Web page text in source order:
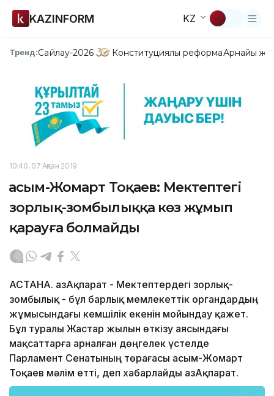
KAZINFORM KZ
Тренд:Сайлау-2026 Конституциялық реформаАрнайы
10:40, 07 Ақпан 2019
Қасым-Жомарт Тоқаев: Мектептегі
зорлық-зомбылыққа көз жұмып
қарауға болмайды
АСТАНА. ҚазАқпарат - Мектептердегі зорлық-
зомбылық - бұл барлық мемлекеттік органдардың
жұмысындағы кемшілік екенін мойындау қажет.
Бұл туралы Жастар жылын өткізу аясындағы
мақсаттарға арналған дөңгелек үстелде
Парламент Сенатының төрағасы Қасым-Жомарт
Тоқаев мәлім етті, деп хабарлайды ҚазАқпарат.